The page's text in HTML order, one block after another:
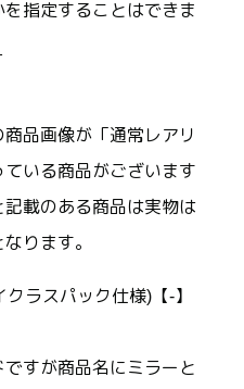
指定することはできま
品画像が「通常レアリ
いる商品がございます
載のある商品は実物は
ります。
ラスパック仕様)【-】
すが商品名にミラーと